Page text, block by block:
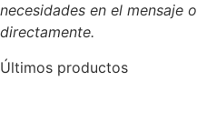
necesidades en el mensaje o
directamente.
Últimos productos